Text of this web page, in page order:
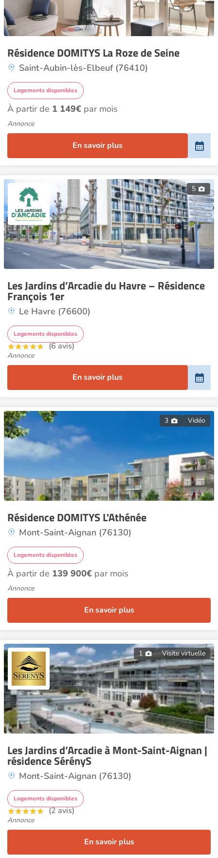
Résidence DOMITYS La Roze de Seine
Saint-Aubin-lès-Elbeuf (76410)
Logements disponibles
À partir de 1 149€ par mois
Annonce
En savoir plus
5
Les Jardins d’Arcadie du Havre – Résidence
François 1er
Le Havre (76600)
Logements disponibles
(6 avis)
Annonce
En savoir plus
3 Vidéo
Résidence DOMITYS L'Athénée
Mont-Saint-Aignan (76130)
Logements disponibles
À partir de 139 900€ par mois
Annonce
En savoir plus
1 Visite virtuelle
Les Jardins d’Arcadie à Mont-Saint-Aignan |
résidence SérényS
Mont-Saint-Aignan (76130)
Logements disponibles
(2 avis)
Annonce
En savoir plus